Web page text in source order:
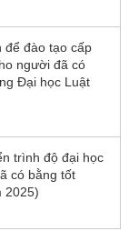
để đào tạo cấp
người đã có
Đại học Luật
trình độ đại học
có bằng tốt
2025)